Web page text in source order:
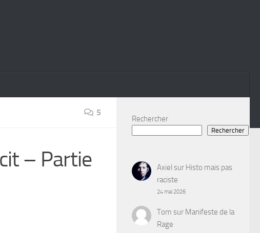
5
– Partie
Rechercher
Rechercher
Axiel sur Histo mais pas
raciste
24 mai 2026
Tom sur Manifeste de la
Rage